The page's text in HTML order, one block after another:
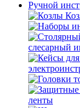
Ручной
слесарный
ленты